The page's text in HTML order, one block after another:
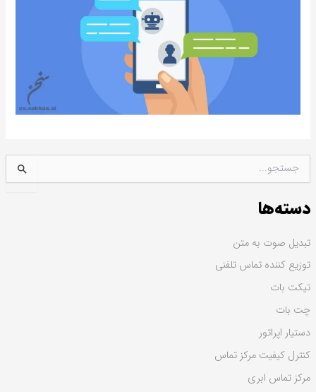
س
ج
ب
ا
ی
:
دسته‌ها
تبدیل صوت به متن
توزیع کننده تماس تلفنی
تیکت بات
چت بات
دستیار اپراتور
کنترل کیفیت مرکز تماس
مرکز تماس ابری